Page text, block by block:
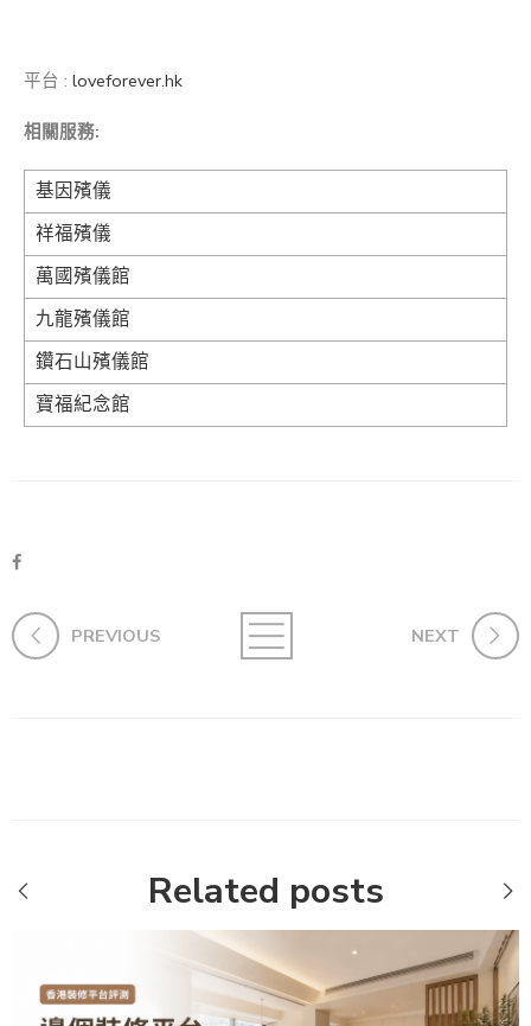
平台 : loveforever.hk
相關服務:
基因殯儀
祥福殯儀
萬國殯儀館
九龍殯儀館
鑽石山殯儀館
寶福紀念館
PREVIOUS NEXT
Related posts